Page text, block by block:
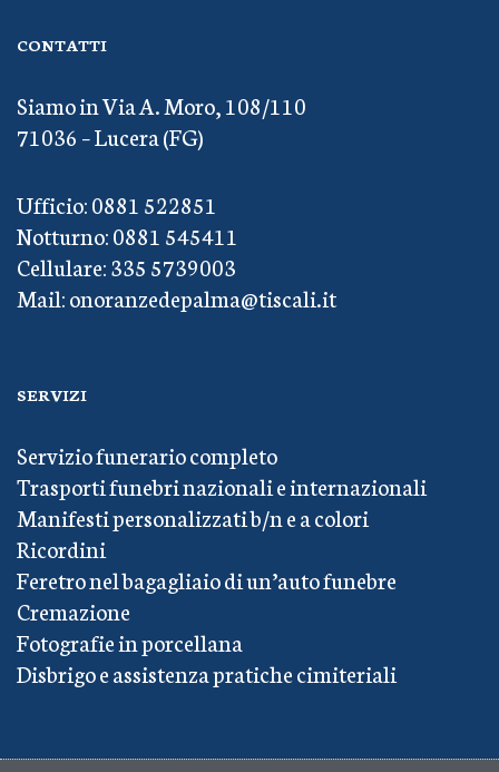
CONTATTI
Siamo in Via A. Moro, 108/110
71036 – Lucera (FG)
Ufficio: 0881 522851
Notturno: 0881 545411
Cellulare: 335 5739003
Mail: onoranzedepalma@tiscali.it
SERVIZI
Servizio funerario completo
Trasporti funebri nazionali e internazionali
Manifesti personalizzati b/n e a colori
Ricordini
Feretro nel bagagliaio di un’auto funebre
Cremazione
Fotografie in porcellana
Disbrigo e assistenza pratiche cimiteriali